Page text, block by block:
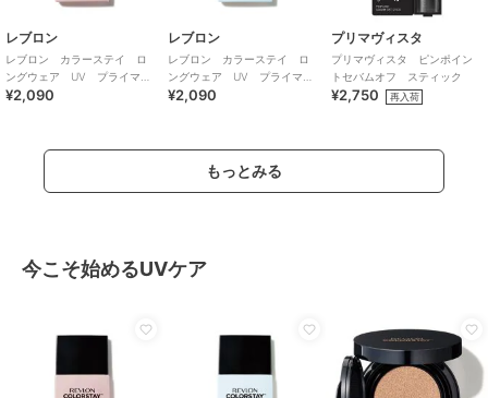
レブロン
レブロン カラーステイ ロ
ングウェア UV プライマ
ー 001
¥2,090
レブロン
レブロン カラーステイ ロ
ングウェア UV プライマ
ー 003
¥2,090
プリマヴィスタ
プリマヴィスタ ピンポイン
トセバムオフ スティック
¥2,750 再入荷
もっとみる
今こそ始めるUVケア